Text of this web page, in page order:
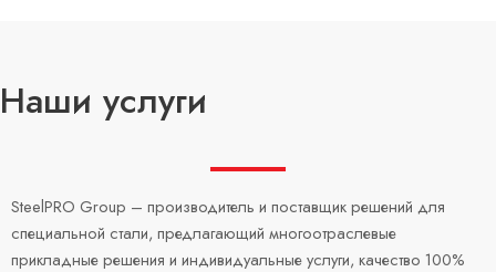
Наши услуги
SteelPRO Group – производитель и поставщик решений для
специальной стали, предлагающий многоотраслевые
прикладные решения и индивидуальные услуги, качество 100%